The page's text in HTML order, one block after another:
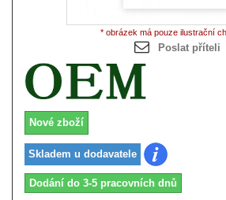
* obrázek má pouze ilustrační
Poslat příteli
Nové zboží
Skladem u dodavatele
Dodání do 3-5 pracovních dnů